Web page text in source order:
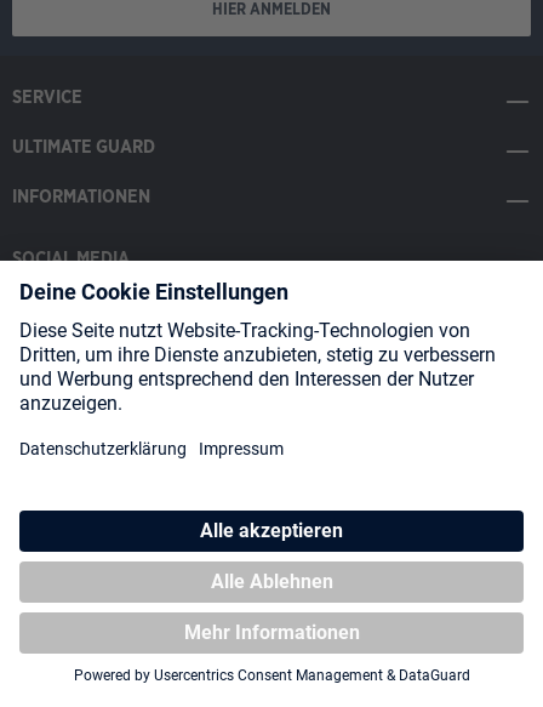
HIER ANMELDEN
SERVICE
ULTIMATE GUARD
INFORMATIONEN
SOCIAL MEDIA
Payment Methods
Shipping
About us Blog Partners
ggf. Nachnahmegebühren, wenn nicht anders angegeben.